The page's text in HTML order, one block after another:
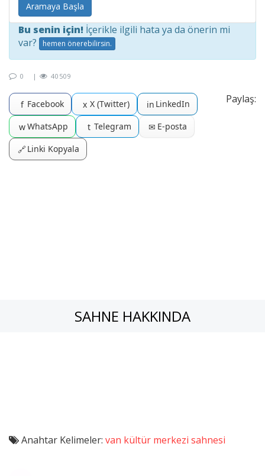
Aramaya Başla
Bu senin için! İçerikle ilgili hata ya da önerin mi
var?
hemen önerebilirsin.
0 | 40509
Paylaş:
f Facebook x X (Twitter) in LinkedIn
wWhatsApp t Telegram ✉ E-posta
🔗Linki Kopyala
SAHNE HAKKINDA
Anahtar Kelimeler: van kültür merkezi sahnesi